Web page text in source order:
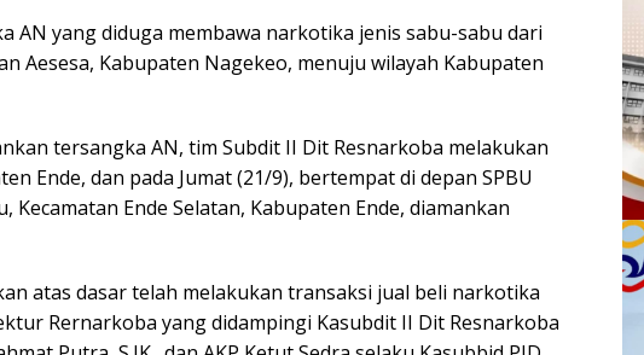
AN yang diduga membawa narkotika jenis sabu-sabu dari
Aesesa, Kabupaten Nagekeo, menuju wilayah Kabupaten
tersangka AN, tim Subdit II Dit Resnarkoba melakukan
Ende, dan pada Jumat (21/9), bertempat di depan SPBU
Kecamatan Ende Selatan, Kabupaten Ende, diamankan
atas dasar telah melakukan transaksi jual beli narkotika
Rernarkoba yang didampingi Kasubdit II Dit Resnarkoba